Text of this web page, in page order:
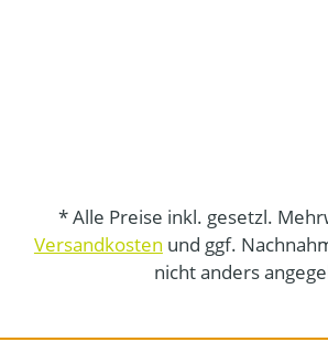
* Alle Preise inkl. gesetzl.
Versandkosten und ggf.
nicht anders